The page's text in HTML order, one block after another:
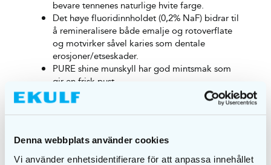
Denna webbplats använder cookies
Vi använder enhetsidentifierare för att anpassa innehållet
bevare tennenes naturlige hvite farge.
Det høye fluoridinnholdet (0,2% NaF) bidrar til
å remineralisere både emalje og rotoverflate
og motvirker såvel karies som dentale
erosjoner/etseskader.
PURE shine munskyll har god mintsmak som
gir en frisk pust.
Anbefales for voksne og barn over 12 år.
Oppbevares i romtemperatur og utenfor
rekkevidde for barn.
PURE shine Toothbrusher en eksklusiv tannbørste,
som er myk og skånsom mot tenner og tannkjøtt.